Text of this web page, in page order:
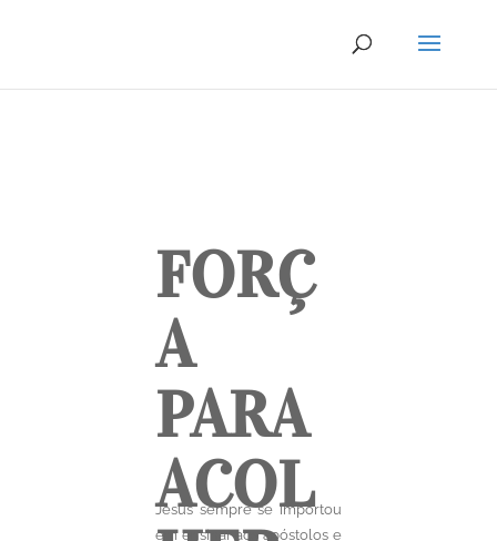
FORÇ
A
PARA
ACOL
Jesus sempre se importou
em ensinar aos apóstolos e